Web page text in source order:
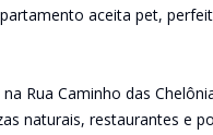
aceita pet,
Rua Caminho das
naturais, restaurantes e